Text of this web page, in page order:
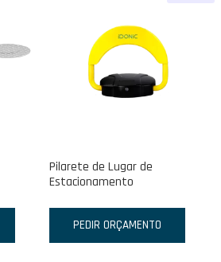
Pilarete de Lugar de
Estacionamento
PEDIR ORÇAMENTO